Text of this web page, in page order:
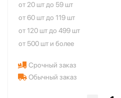
от 20 шт до 59 шт
от 60 шт до 119 шт
от 120 шт до 499 шт
от 500 шт и более
Срочный заказ
Обычный заказ